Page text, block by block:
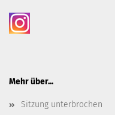
Mehr über...
Sitzung unterbrochen